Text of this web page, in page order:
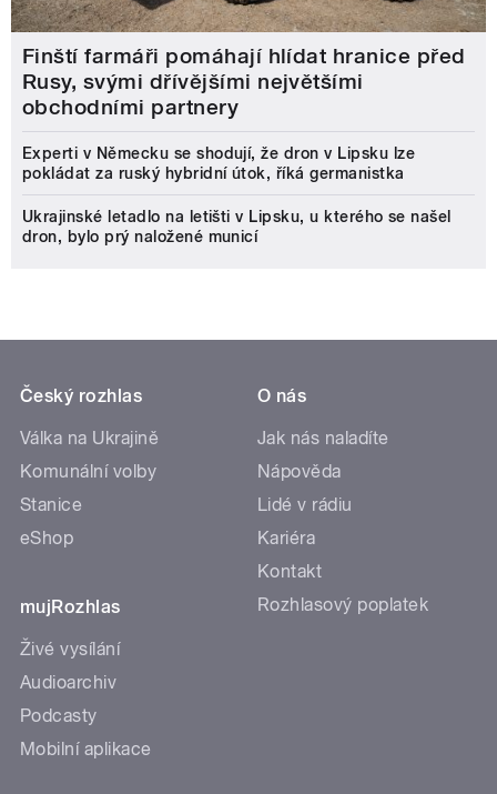
Finští farmáři pomáhají hlídat hranice před
Rusy, svými dřívějšími největšími
obchodními partnery
Experti v Německu se shodují, že dron v Lipsku lze
pokládat za ruský hybridní útok, říká germanistka
Ukrajinské letadlo na letišti v Lipsku, u kterého se našel
dron, bylo prý naložené municí
Český rozhlas
Válka na Ukrajině
Komunální volby
Stanice
eShop
mujRozhlas
Živé vysílání
Audioarchiv
Podcasty
Mobilní aplikace
O nás
Jak nás naladíte
Nápověda
Lidé v rádiu
Kariéra
Kontakt
Rozhlasový poplatek